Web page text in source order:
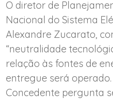
O diretor de
Nacional do Sistema
Alexandre Zucarato,
“neutralidade
relação às fontes de
entregue será
Concedente pergunta